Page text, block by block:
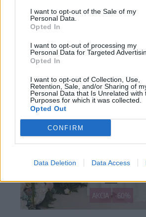
I want to opt-out of the Sale of my
Personal Data.
Opted In
I want to opt-out of processing my
Personal Data for Targeted
Opted In
I want to opt-out of Collection, Use,
Retention, Sale, and/or Sharing of
Personal Data that Is Unrelated with
Purposes for which it was collected.
Opted Out
CONFIRM
Data Deletion Data Access
AKCIA -60%